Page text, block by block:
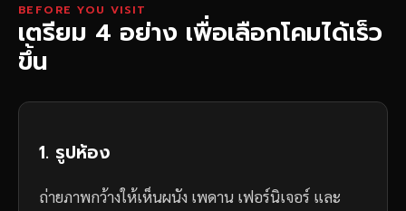
BEFORE YOU VISIT
เตรียม 4 อย่าง เพื่อเลือกโคมได้เร็ว
ขึ้น
1. รูปห้อง
ถ่ายภาพกว้างให้เห็นผนัง เพดาน เฟอร์นิเจอร์ และ